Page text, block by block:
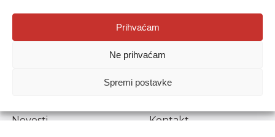
Prihvaćam
Ne prihvaćam
Spremi postavke
Agencija za odgoj i obrazovanje
Donje Svetice 38, 10000 Zagreb
1778129
Prenošenje sadržaja dopušteno je uz navođenje izvora.
Novosti
Kontakt